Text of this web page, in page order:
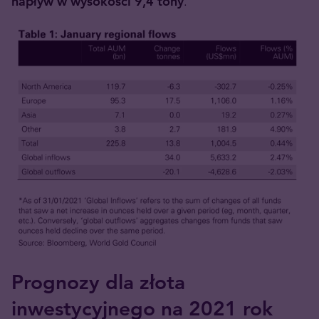
Prognozy dla złota
inwestycyjnego na 2021 rok